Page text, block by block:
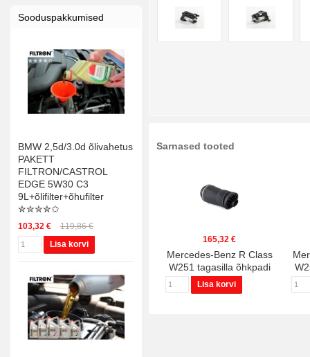
Sooduspakkumised
BMW 2,5d/3.0d õlivahetus
PAKETT
FILTRON/CASTROL
EDGE 5W30 C3
9L+õlifilter+õhufilter
✮✮✮✮✩
103,32 €
119,86 €
Lisa korvi
Sarnased tooted
165,32 €
Mercedes-Benz R Class
W251 tagasilla õhkpadi
✮✮✮✮✩
Lisa korvi